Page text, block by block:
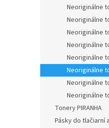
Neoriginálne
Neoriginálne
Neoriginálne
Neoriginálne
Neoriginálne
Neoriginálne
Neoriginálne
Neoriginálne
Tonery PIRANHA
Pásky do tlačiarní